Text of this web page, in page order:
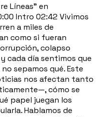
Líneas" en
Intro 02:42 Vivimos
a miles de
como si fueran
colapso
cada día sentimos que
sepamos qué. Este
nos afectan tanto
cómo se
papel juegan los
Hablamos de